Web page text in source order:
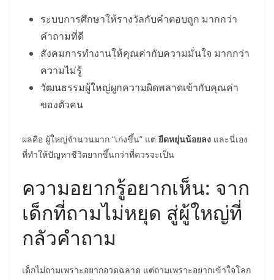
ระบบการศึกษาให้รางวัลกับคำตอบถูก มากกว่า
คำถามที่ดี
สังคมการทำงานให้คุณค่ากับความมั่นใจ มากกว่า
ความไม่รู้
วัฒนธรรมผู้ใหญ่ผูกความผิดพลาดเข้ากับคุณค่า
ของตัวคน
ผลคือ ผู้ใหญ่จำนวนมาก “เก่งขึ้น” แต่ ยืดหยุ่นน้อยลง และนี่เอง
ที่ทำให้ปัญหาชีวิตยากขึ้นกว่าที่ควรจะเป็น
ความอยากรู้อยากเห็น: จาก
เด็กที่ถามไม่หยุด สู่ผู้ใหญ่ที่
กลัวคำถาม
เด็กไม่ถามเพราะอยากอวดฉลาด แต่ถามเพราะอยากเข้าใจโลก